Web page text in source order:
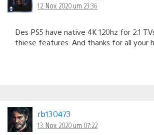
12. Nov. 2020 um 23:36
Des PS5 have native 4K 120hz for 2.1
thiese features. And thanks for all your
rb130473
13. Nov. 2020 um 07:22